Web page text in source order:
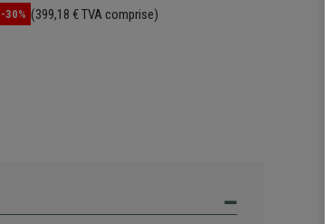
-30% (399,18 € TVA comprise)